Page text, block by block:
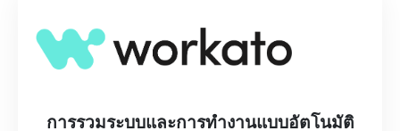
การรวมระบบและการทำงานแบบอัตโนมัติ